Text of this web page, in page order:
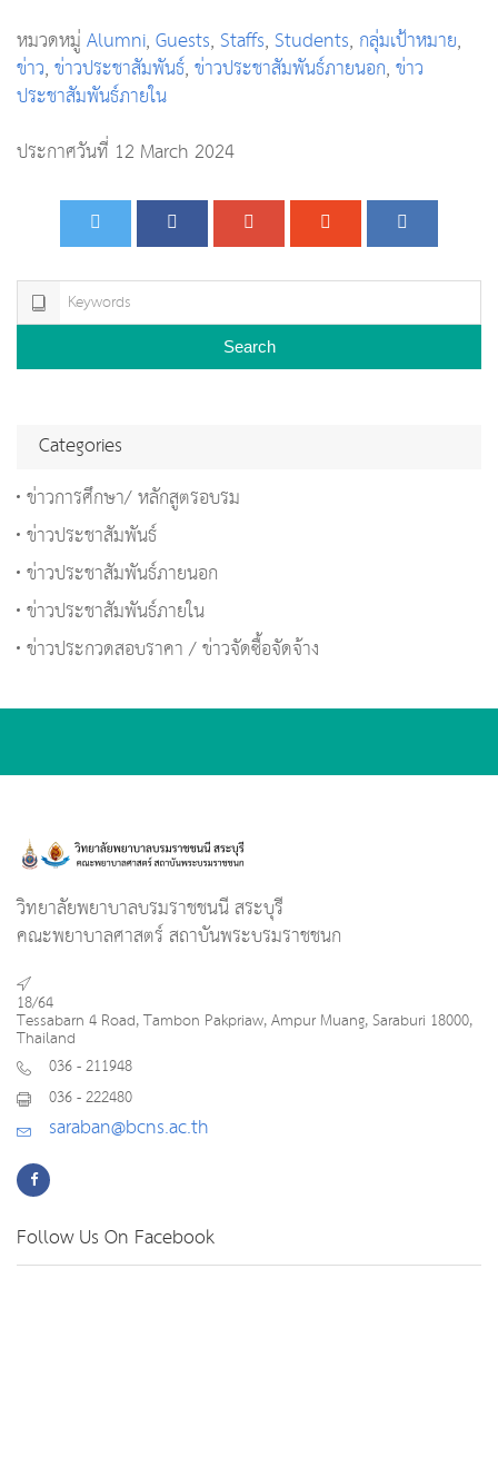
หมวดหมู่Alumni,Guests,Staffs,Students, กลุ่มเป้าหมาย,
ข่าว,ข่าวประชาสัมพันธ์,ข่าวประชาสัมพันธ์ภายนอก,ข่าว
ประชาสัมพันธ์ภายใน
ประกาศวันที่ 12 March 2024
Search
Categories
ข่าวการศึกษา/ หลักสูตรอบรม
ข่าวประชาสัมพันธ์
ข่าวประชาสัมพันธ์ภายนอก
ข่าวประชาสัมพันธ์ภายใน
ข่าวประกวดสอบราคา / ข่าวจัดซื้อจัดจ้าง
วิทยาลัยพยาบาลบรมราชชนนี สระบุรี
คณะพยาบาลศาสตร์ สถาบันพระบรมราชชนก
18/64
Tessabarn 4 Road, Tambon Pakpriaw, Ampur Muang, Saraburi 18000,
Thailand
036 - 211948
036 - 222480
saraban@bcns.ac.th
Follow Us On Facebook